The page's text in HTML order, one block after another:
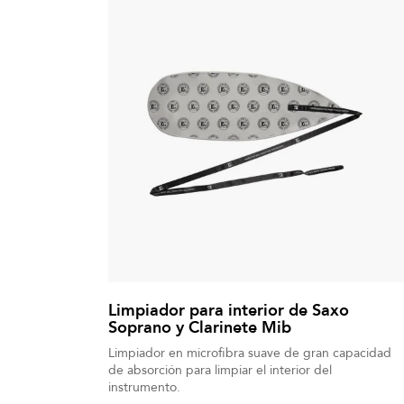
Limpiador para interior de Saxo
Soprano y Clarinete Mib
Limpiador en microfibra suave de gran capacidad
de absorción para limpiar el interior del
instrumento.